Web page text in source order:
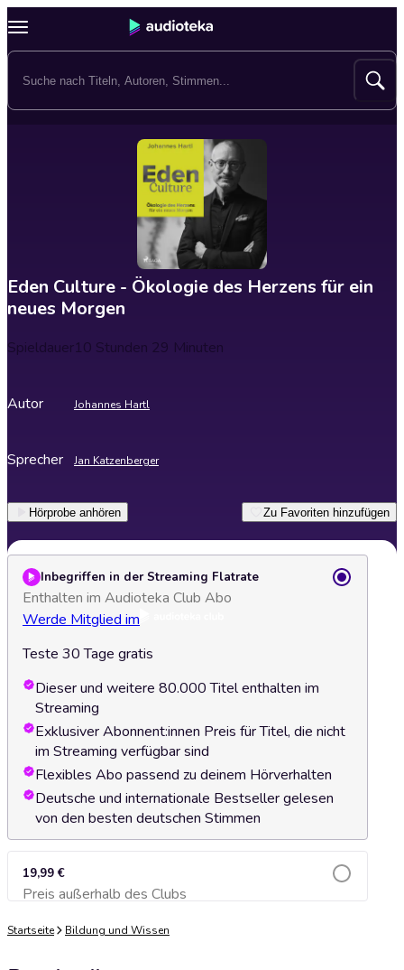
Eden Culture - Ökologie des Herzens für ein
neues Morgen
Spieldauer10 Stunden 29 Minuten
Autor Johannes Hartl
Sprecher Jan Katzenberger
Hörprobe anhören Zu Favoriten hinzufügen
Inbegriffen in der Streaming Flatrate
Enthalten im Audioteka Club Abo
Werde Mitglied im
Teste 30 Tage gratis
Dieser und weitere 80.000 Titel enthalten im
Streaming
Exklusiver Abonnent:innen Preis für Titel, die nicht
im Streaming verfügbar sind
Flexibles Abo passend zu deinem Hörverhalten
Deutsche und internationale Bestseller gelesen
von den besten deutschen Stimmen
19,99 €
Preis außerhalb des ClubsZum Warenkorb hinzufügen
Startseite Bildung und Wissen